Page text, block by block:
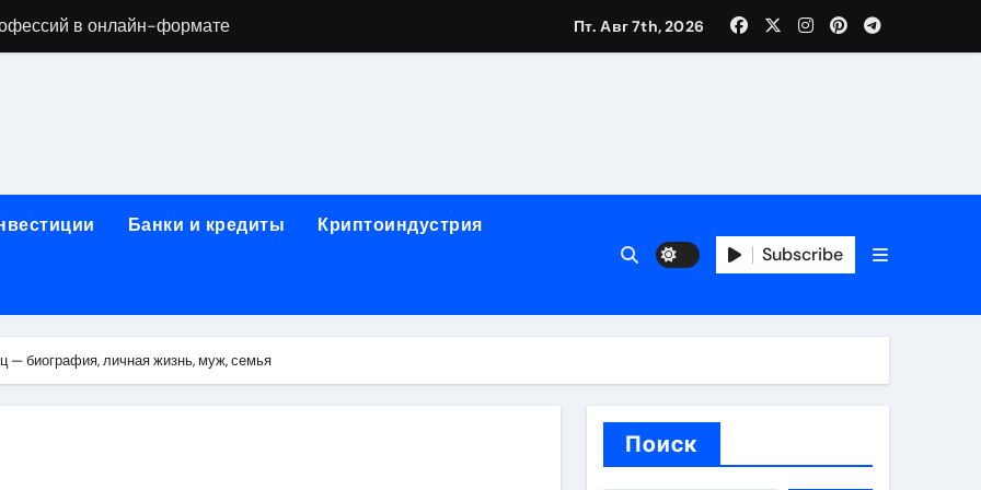
в онлайн-формате
мебельного щита, фанеры, шпона и паркетной химии в каталоге
из Китая в Казахстан: маршруты, таможенные процедуры и сроки
этапы строительства, проверка застройщика и сценарии оформления сделки
платежных карт без верификации и банковского участия с пополнением стейблкоином
станций серий T330 и T990
Пт. Авг 7th, 2026
Банки и кредиты Криптоиндустрия
Subscribe
— биография, личная жизнь, муж, семья
Поиск